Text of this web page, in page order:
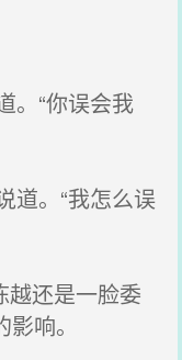
。“你误会我
道。“我怎么误
越还是一脸委
响。